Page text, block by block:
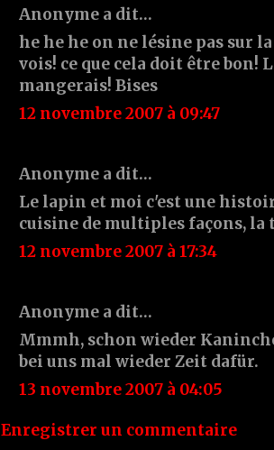
Anonyme a dit…
he he he on ne lésine pas sur
vois! ce que cela doit être
mangerais! Bises
12 novembre 2007 à 09:47
Anonyme a dit…
Le lapin et moi c'est une
cuisine de multiples façons,
12 novembre 2007 à 17:34
Anonyme a dit…
Mmmh, schon wieder
bei uns mal wieder Zeit dafür.
13 novembre 2007 à 04:05
Enregistrer un commentaire